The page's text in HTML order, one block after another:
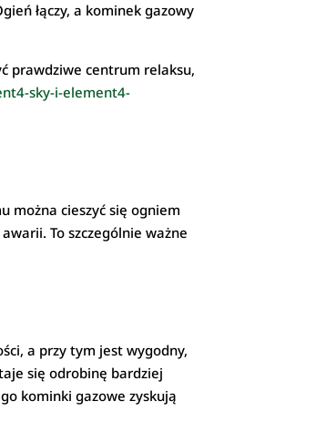
łączy, a kominek gazowy
prawdziwe centrum relaksu,
sky-i-element4-
można cieszyć się ogniem
To szczególnie ważne
a przy tym jest wygodny,
się odrobinę bardziej
kominki gazowe zyskują